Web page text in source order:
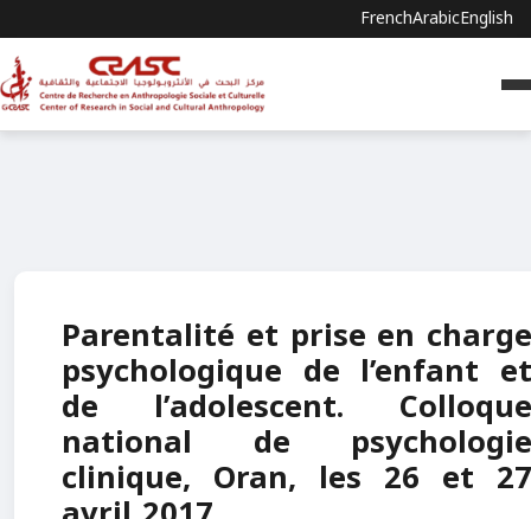
FrenchArabicEnglish
Parentalité et prise en charge
psychologique de l’enfant et
de l’adolescent. Colloque
national de psychologie
clinique, Oran, les 26 et 27